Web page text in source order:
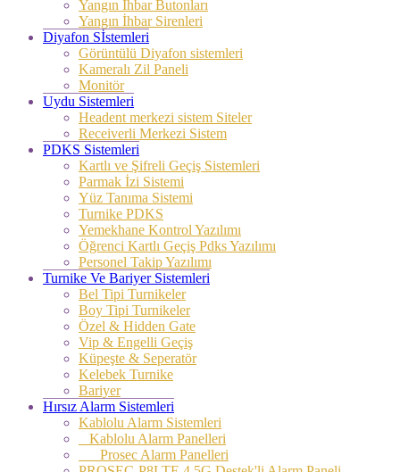
Yangın İhbar Butonları
Yangın İhbar Sirenleri
Diyafon Sİstemleri
Görüntülü Diyafon sistemleri
Kameralı Zil Paneli
Monitör
Uydu Sistemleri
Headent merkezi sistem Siteler
Receiverli Merkezi Sistem
PDKS Sistemleri
Kartlı ve Şifreli Geçiş Sistemleri
Parmak İzi Sistemi
Yüz Tanıma Sistemi
Turnike PDKS
Yemekhane Kontrol Yazılımı
Öğrenci Kartlı Geçiş Pdks Yazılımı
Personel Takip Yazılımı
Turnike Ve Bariyer Sistemleri
Bel Tipi Turnikeler
Boy Tipi Turnikeler
Özel & Hidden Gate
Vip & Engelli Geçiş
Küpeşte & Seperatör
Kelebek Turnike
Bariyer
Hırsız Alarm Sistemleri
Kablolu Alarm Sistemleri
Kablolu Alarm Panelleri
Prosec Alarm Panelleri